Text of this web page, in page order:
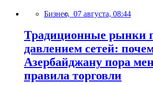
Бизнес, 07 августа, 08:44
Традиционные рынки
давлением сетей:
Азербайджану пора
правила торговли